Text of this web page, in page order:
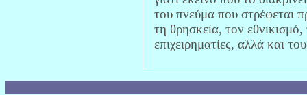
του πνεύμα που στρέφεται
τη θρησκεία, τον
επιχειρηματίες, αλλά και